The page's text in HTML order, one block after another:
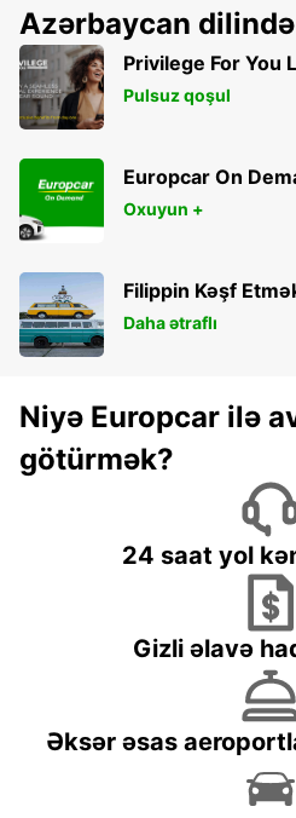
Azərbaycan dilində
Privilege For You
Pulsuz qoşul
Europcar On
Oxuyun +
Filippin Kəşf
Daha ətraflı
Niyə Europcar ilə
götürmək?
24 saat yol
Gizli əlavə
Əksər əsas